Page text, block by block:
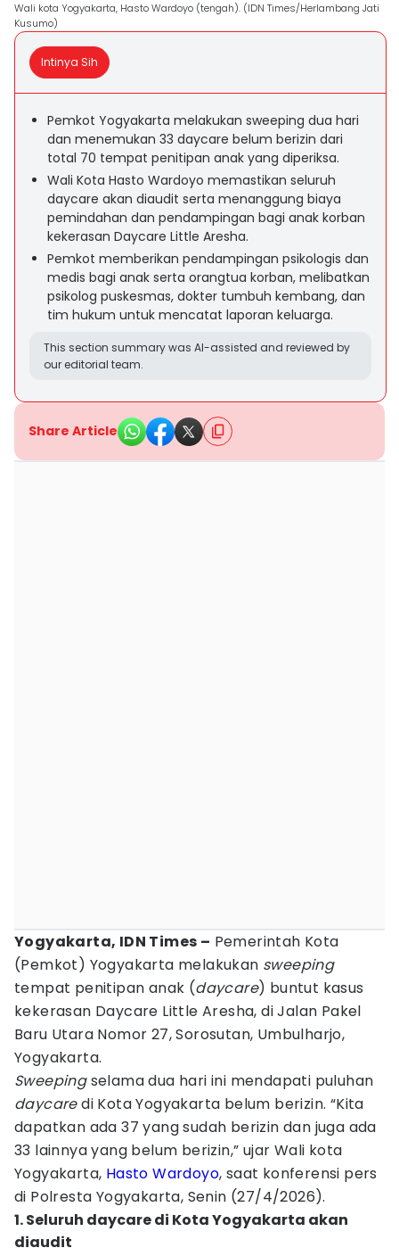
Wali kota Yogyakarta, Hasto Wardoyo (tengah). (IDN Times/Herlambang Jati
Kusumo)
Intinya Sih
Pemkot Yogyakarta melakukan sweeping dua hari
dan menemukan 33 daycare belum berizin dari
total 70 tempat penitipan anak yang diperiksa.
Wali Kota Hasto Wardoyo memastikan seluruh
daycare akan diaudit serta menanggung biaya
pemindahan dan pendampingan bagi anak korban
kekerasan Daycare Little Aresha.
Pemkot memberikan pendampingan psikologis dan
medis bagi anak serta orangtua korban, melibatkan
psikolog puskesmas, dokter tumbuh kembang, dan
tim hukum untuk mencatat laporan keluarga.
This section summary was AI-assisted and reviewed by
our editorial team.
Share Article
Yogyakarta, IDN Times – Pemerintah Kota
(Pemkot) Yogyakarta melakukan sweeping
tempat penitipan anak (daycare) buntut kasus
kekerasan Daycare Little Aresha, di Jalan Pakel
Baru Utara Nomor 27, Sorosutan, Umbulharjo,
Yogyakarta.
Sweepingselama dua hari ini mendapati puluhan
daycaredi Kota Yogyakarta belum berizin. “Kita
dapatkan ada 37 yang sudah berizin dan juga ada
33 lainnya yang belum berizin,” ujar Wali kota
Yogyakarta, Hasto Wardoyo, saat konferensi pers
di Polresta Yogyakarta, Senin (27/4/2026).
1. Seluruh daycare di Kota Yogyakarta akan
diaudit